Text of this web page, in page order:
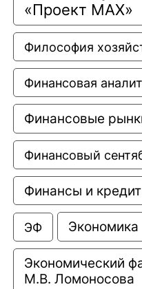
«Проект МАХ»
Философия
Финансовая
Финансовые
Финансовый
Финансы и кредит
ЭФ Экономика
Экономический
М.В. Ломоносова